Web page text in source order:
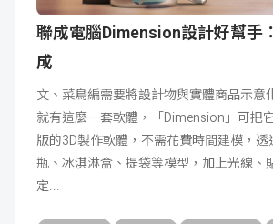
聯成電腦Dimension設計好幫手
成
文、菜鳥編需要將設計物與實體商品示意
就有這麼一套軟體，「Dimension」可把
版的3D製作軟體，不需花費時間建模，
瓶、冰淇淋盒、提袋等模型，加上光線、
定